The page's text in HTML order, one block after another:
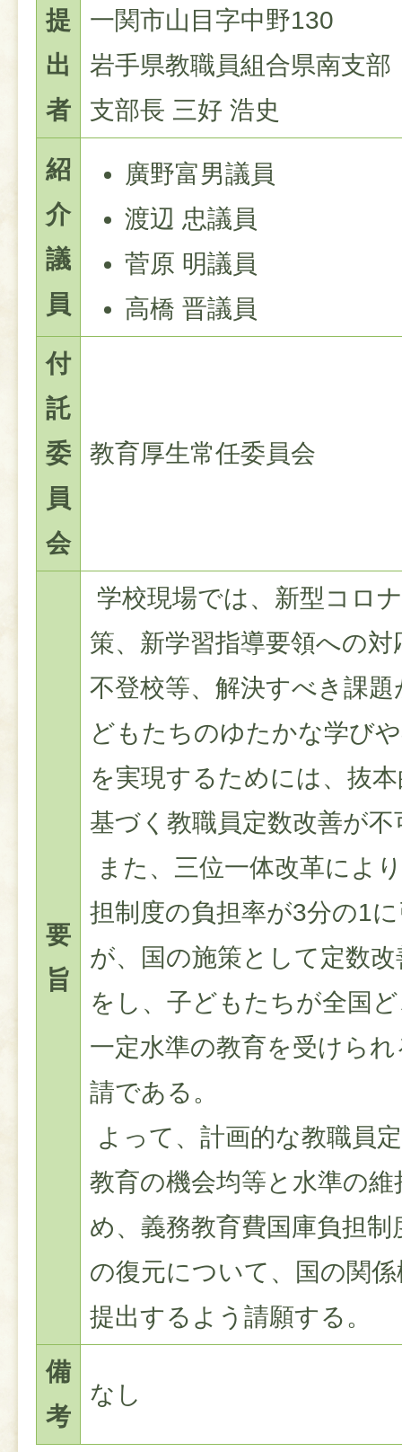
提
出
者
一関市山目字中野130
岩手県教職員組合県南支部
​支部長 三好 浩史
紹
介
議
員
廣野富男議員
渡辺 忠議員
菅原 明議員
高橋 晋議員
付
託
委
員
会
教育厚生常任委員会
要
旨
学校現場では、新型コロ
策、新学習指導要領への
不登校等、解決すべき課
どもたちのゆたかな学び
を実現するためには、抜
基づく教職員定数改善が
また、三位一体改革によ
担制度の負担率が3分の1
が、国の施策として定数
をし、子どもたちが全国
一定水準の教育を受けら
請である。
よって、計画的な教職員
教育の機会均等と水準の
め、義務教育費国庫負担
の復元について、国の関
提出するよう請願する。
備
考
なし